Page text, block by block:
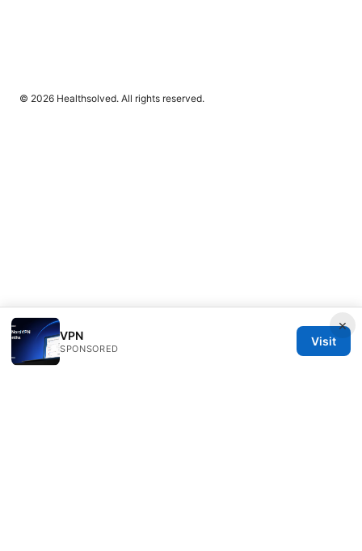
×
VPN
SPONSORED
Visit
© 2026 Healthsolved. All rights reserved.